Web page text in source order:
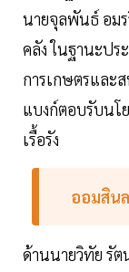
นายจุลพันธ์ อมร
คลัง ในฐานะปร
การเกษตรและ
แบงก์ตอบรับนโ
เรื้อรัง
ออมสิน
ด้านนายวิทัย รัต